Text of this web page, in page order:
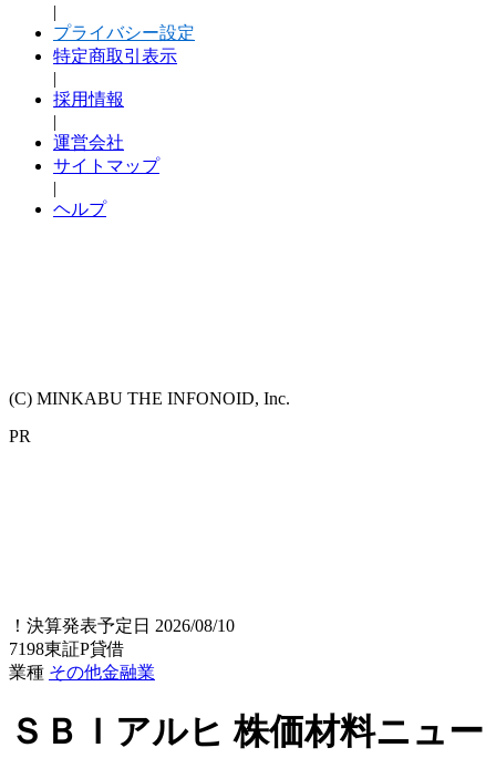
|
プライバシー設定
特定商取引表示
|
採用情報
|
運営会社
サイトマップ
|
ヘルプ
(C) MINKABU THE INFONOID, Inc.
PR
！ 決算発表予定日 2026/08/10
7198東証P貸借
業種 その他金融業
ＳＢＩアルヒ株価材料ニュー